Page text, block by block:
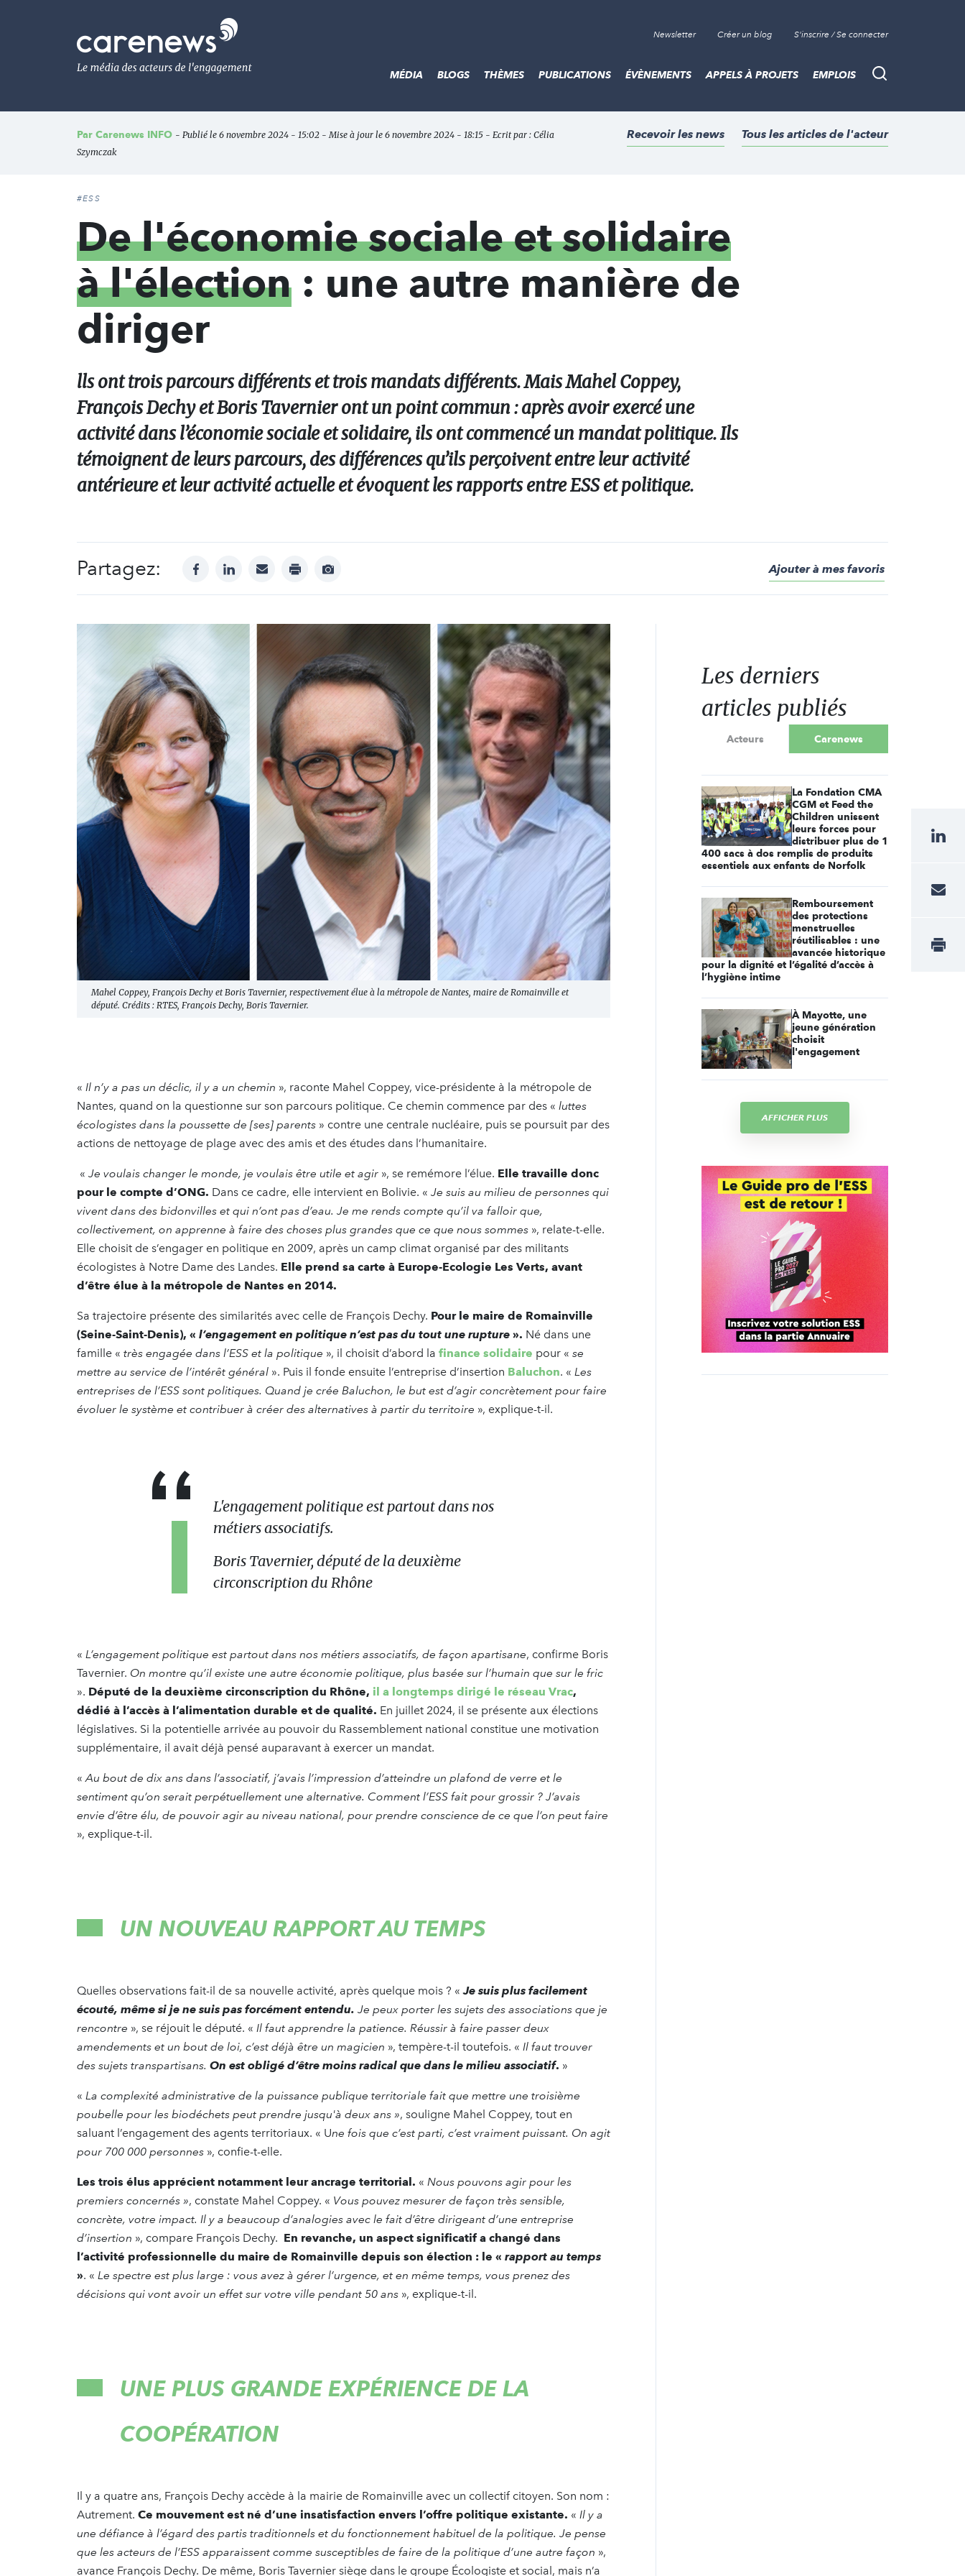
Le
média
de
l'engagement
Newsletter Créer un blog S'inscrire / Se connecter
Recherche
MÉDIA BLOGS THÈMES PUBLICATIONS ÉVÈNEMENTS APPELS À PROJETS EMPLOIS
Par Carenews INFO - Publié le 6 novembre 2024 - 15:02 - Mise à jour le 6 novembre 2024 - 18:15 - Ecrit par : Célia
Szymczak
Recevoir les news Tous les articles de l'acteur
#ESS
De l'économie sociale et solidaire
à l'élection : une autre manière de
diriger
lls ont trois parcours différents et trois mandats différents. Mais Mahel Coppey,
François Dechy et Boris Tavernier ont un point commun : après avoir exercé une
activité dans l’économie sociale et solidaire, ils ont commencé un mandat politique. Ils
témoignent de leurs parcours, des différences qu’ils perçoivent entre leur activité
antérieure et leur activité actuelle et évoquent les rapports entre ESS et politique.
Partagez: facebooklinkedinmail print
Afficher
Ajouter à mes favoris
Mahel Coppey, François Dechy et Boris Tavernier, respectivement élue à la métropole de Nantes, maire de Romainville et
député. Crédits : RTES, François Dechy, Boris Tavernier.
« Il n’y a pas un déclic, il y a un chemin », raconte Mahel Coppey, vice-présidente à la métropole de
Nantes, quand on la questionne sur son parcours politique. Ce chemin commence par des « luttes
écologistes dans la poussette de [ses] parents » contre une centrale nucléaire, puis se poursuit par des
actions de nettoyage de plage avec des amis et des études dans l’humanitaire.
« Je voulais changer le monde, je voulais être utile et agir », se remémore l’élue. Elle travaille donc
pour le compte d’ONG. Dans ce cadre, elle intervient en Bolivie. « Je suis au milieu de personnes qui
vivent dans des bidonvilles et qui n’ont pas d’eau. Je me rends compte qu’il va falloir que,
collectivement, on apprenne à faire des choses plus grandes que ce que nous sommes », relate-t-elle.
Elle choisit de s’engager en politique en 2009, après un camp climat organisé par des militants
écologistes à Notre Dame des Landes. Elle prend sa carte à Europe-Ecologie Les Verts, avant
d’être élue à la métropole de Nantes en 2014.
Sa trajectoire présente des similarités avec celle de François Dechy. Pour le maire de Romainville
(Seine-Saint-Denis), « l’engagement en politique n’est pas du tout une rupture ». Né dans une
famille « très engagée dans l’ESS et la politique », il choisit d’abord la finance solidaire pour « se
mettre au service de l’intérêt général ». Puis il fonde ensuite l’entreprise d’insertion Baluchon. « Les
entreprises de l’ESS sont politiques. Quand je crée Baluchon, le but est d’agir concrètement pour faire
évoluer le système et contribuer à créer des alternatives à partir du territoire », explique-t-il.
L'engagement politique est partout dans nos
métiers associatifs.
Boris Tavernier, député de la deuxième
circonscription du Rhône
« L’engagement politique est partout dans nos métiers associatifs, de façon apartisane, confirme Boris
Tavernier. On montre qu’il existe une autre économie politique, plus basée sur l’humain que sur le fric
». Député de la deuxième circonscription du Rhône, il a longtemps dirigé le réseau Vrac,
dédié à l’accès à l’alimentation durable et de qualité. En juillet 2024, il se présente aux élections
législatives. Si la potentielle arrivée au pouvoir du Rassemblement national constitue une motivation
supplémentaire, il avait déjà pensé auparavant à exercer un mandat.
« Au bout de dix ans dans l’associatif, j’avais l’impression d’atteindre un plafond de verre et le
sentiment qu’on serait perpétuellement une alternative. Comment l’ESS fait pour grossir ? J’avais
envie d’être élu, de pouvoir agir au niveau national, pour prendre conscience de ce que l’on peut faire
», explique-t-il.
UN NOUVEAU RAPPORT AU TEMPS
Quelles observations fait-il de sa nouvelle activité, après quelque mois ? «Je suis plus facilement
écouté, même si je ne suis pas forcément entendu. Je peux porter les sujets des associations que je
rencontre », se réjouit le député. « Il faut apprendre la patience. Réussir à faire passer deux
amendements et un bout de loi, c’est déjà être un magicien », tempère-t-il toutefois. « Il faut trouver
des sujets transpartisans. On est obligé d’être moins radical que dans le milieu associatif. »
« La complexité administrative de la puissance publique territoriale fait que mettre une troisième
poubelle pour les biodéchets peut prendre jusqu'à deux ans », souligne Mahel Coppey, tout en
saluant l’engagement des agents territoriaux. « Une fois que c’est parti, c’est vraiment puissant. On agit
pour 700 000 personnes », confie-t-elle.
Les trois élus apprécient notamment leur ancrage territorial. « Nous pouvons agir pour les
premiers concernés », constate Mahel Coppey. « Vous pouvez mesurer de façon très sensible,
concrète, votre impact. Il y a beaucoup d’analogies avec le fait d’être dirigeant d’une entreprise
d’insertion », compare François Dechy. En revanche, un aspect significatif a changé dans
l’activité professionnelle du maire de Romainville depuis son élection : le « rapport au temps
». « Le spectre est plus large : vous avez à gérer l’urgence, et en même temps, vous prenez des
décisions qui vont avoir un effet sur votre ville pendant 50 ans », explique-t-il.
UNE PLUS GRANDE EXPÉRIENCE DE LA
COOPÉRATION
Il y a quatre ans, François Dechy accède à la mairie de Romainville avec un collectif citoyen. Son nom :
Autrement. Ce mouvement est né d’une insatisfaction envers l’offre politique existante. « Il y a
une défiance à l’égard des partis traditionnels et du fonctionnement habituel de la politique. Je pense
que les acteurs de l’ESS apparaissent comme susceptibles de faire de la politique d’une autre façon »,
avance François Dechy. De même, Boris Tavernier siège dans le groupe Écologiste et social, mais n’a
Les derniers
articles publiés
Acteurs Carenews
La Fondation CMA
CGM et Feed the
Children unissent
leurs forces pour
distribuer plus de 1
400 sacs à dos remplis de produits
essentiels aux enfants de Norfolk
Remboursement
des protections
menstruelles
réutilisables : une
avancée historique
pour la dignité et l’égalité d’accès à
l’hygiène intime
À Mayotte, une
jeune génération
choisit
l'engagement
AFFICHER PLUS